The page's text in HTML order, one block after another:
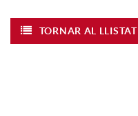
TORNAR AL LLISTAT